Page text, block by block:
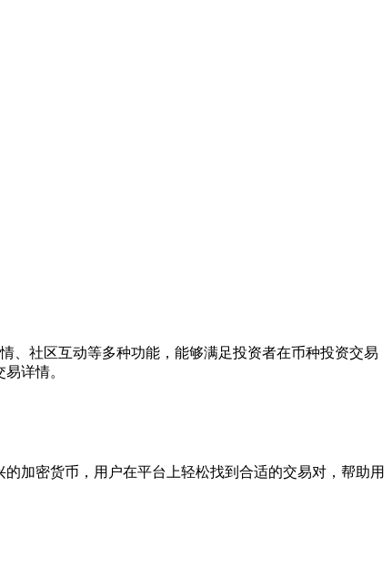
、社区互动等多种功能，能够满足投资者在币种投资交易
详情。
加密货币，用户在平台上轻松找到合适的交易对，帮助用